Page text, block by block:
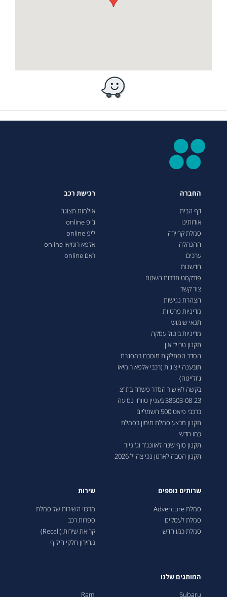
החברה
דף הבית
אודותינו
סמלת קריירה
ההנהלה
ערכים
חדשנות
פודקסט תרבות השטח
צור קשר
הצהרת נגישות
מדיניות פרטיות
תנאי שימוש
מדיניות ביטול עסקה
תקנון טרייד אין
הסדר הסתלקות מוסכם במסגרת
תובענה ייצוגית (רכבי אלפא רומיאו
ג'ולייטה)
בקשה לאישור הסדר פשרה בת"צ
38503-08-23 בעניין טווחי נסיעה
ברכבי פיאט 500 חשמליים
תקנון מבצע סמלת מימון בסמלת
כמו חדש
תקנון סוף שנה לאוונג'ר וג'וניור
תקנון הטבה לארגון נכי צה"ל 2026
רכישת רכב
אולמות תצוגה
ג’יפ online
ליפ online
אלפא רומיאו online
ראם online
שרותים נוספים
סמלת Adventure
סמלת לעסקים
סמלת כמו חדש
שירות
מרכזי השירות של סמלת
ספרות רכב
קריאת שירות (Recall)
מחירון חלקי חילוף
המותגים שלנו
Subaru
Ram